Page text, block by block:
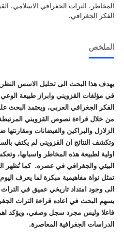
المخاطر، التراث الجغرافي الاسلامي،
الفكر الجغرافي.
الملخص
يهدف هذا البحث الى تحليل الاسس
في مؤلفات القزويني وابراز طبيعة
الفكر الجغرافي العربي، ويعتمد البحث
من خلال قراءة نصوص القزويني المرتبطة
الزلازل والبراكين والفيضانات ومقارنتها
وتكشف النتائج ان القزويني لم يكتفِ
اولية لطبيعة هذه المخاطر واسبابها،
البيئي والجغرافي في عصره. كما تُظهر
تمثل نواة مفاهيمية مبكرة لما يعرف
الى وجود امتداد تاريخي عميق في التراث
يسهم البحث في اعاده قراءة التراث
فاعلا وليس مجرد سجل وصفي، ويؤكد
الدراسات الجغرافية المعاصرة.